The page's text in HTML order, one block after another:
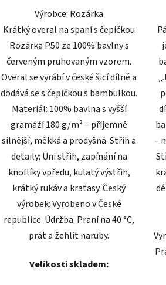
hvězdiček.
Výrobce: Rozárka
Krátký overal na spaní s čepičkou
Rozárka P50 ze 100% bavlny s
červeným pruhovaným vzorem.
Overal se vyrábí v české šicí dílně a
dodává se s čepičkou s bambulkou.
Materiál: 100% bavlna s vyšší
gramáží 180 g/m² – příjemně
silnější, měkká a prodyšná. Střih a
detaily: Uni střih, zapínání na
knoflíky vpředu, kulatý výstřih,
krátký rukáv a kraťasy. Český
výrobek: Vyrobeno v České
republice. Údržba: Praní na 40 °C,
prát a žehlit naruby.
Velikosti skladem:
–